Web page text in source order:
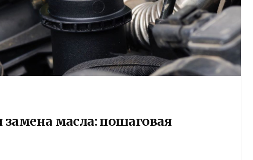
замена масла: пошаговая